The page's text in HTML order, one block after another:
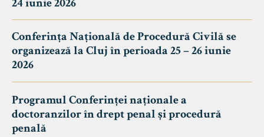
24 iunie 2026
Conferința Națională de Procedură Civilă se
organizează la Cluj în perioada 25 – 26 iunie
2026
Programul Conferinței naționale a
doctoranzilor în drept penal și procedură
penală